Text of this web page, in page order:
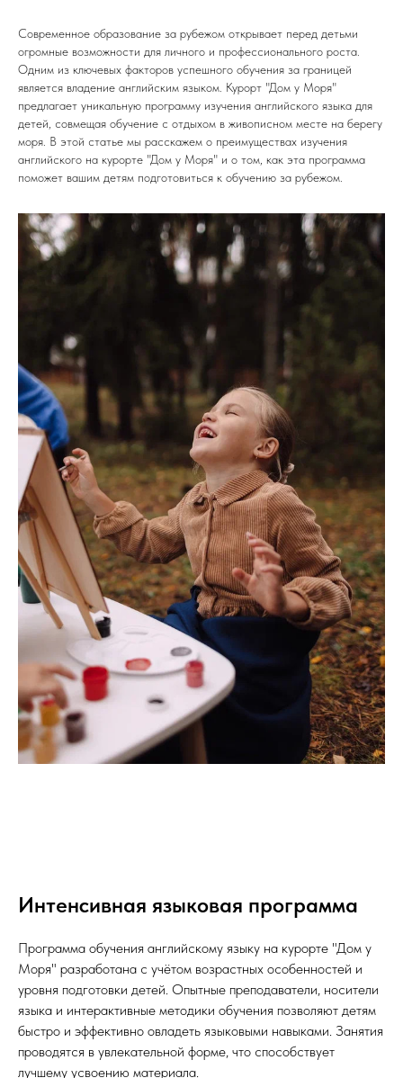
Современное образование за рубежом открывает перед детьми
огромные возможности для личного и профессионального роста.
Одним из ключевых факторов успешного обучения за границей
является владение английским языком. Курорт "Дом у Моря"
предлагает уникальную программу изучения английского языка для
детей, совмещая обучение с отдыхом в живописном месте на берегу
моря. В этой статье мы расскажем о преимуществах изучения
английского на курорте "Дом у Моря" и о том, как эта программа
поможет вашим детям подготовиться к обучению за рубежом.
Интенсивная языковая программа
Программа обучения английскому языку на курорте "Дом у
Моря" разработана с учётом возрастных особенностей и
уровня подготовки детей. Опытные преподаватели, носители
языка и интерактивные методики обучения позволяют детям
быстро и эффективно овладеть языковыми навыками. Занятия
проводятся в увлекательной форме, что способствует
лучшему усвоению материала.